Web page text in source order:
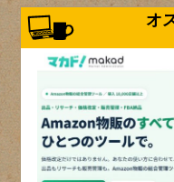
オ